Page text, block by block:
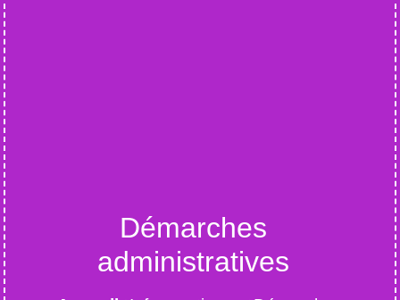
Démarches
administratives